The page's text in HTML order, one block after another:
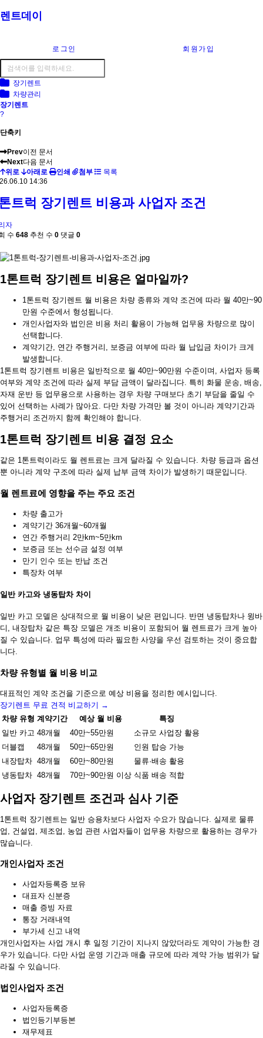
렌트데이
로그인 회원가입
장기렌트
차량관리
장기렌트
?
단축키
Prev이전 문서
Next다음 문서
위로
아래로 인쇄 첨부
목록
14:36
트럭 장기렌트 비용과 사업자 조건
자
수 648 추천 수 0 댓글 0
1톤트럭 장기렌트 비용은 얼마일까?
1톤트럭 장기렌트 월 비용은 차량 종류와 계약 조건에 따라 월 40만~90
만원 수준에서 형성됩니다.
개인사업자와 법인은 비용 처리 활용이 가능해 업무용 차량으로 많이
선택합니다.
계약기간, 연간 주행거리, 보증금 여부에 따라 월 납입금 차이가 크게
발생합니다.
1톤트럭 장기렌트 비용은 일반적으로 월 40만~90만원 수준이며, 사업자 등록
여부와 계약 조건에 따라 실제 부담 금액이 달라집니다. 특히 화물 운송, 배송,
자재 운반 등 업무용으로 사용하는 경우 차량 구매보다 초기 부담을 줄일 수
있어 선택하는 사례가 많아요. 다만 차량 가격만 볼 것이 아니라 계약기간과
주행거리 조건까지 함께 확인해야 합니다.
1톤트럭 장기렌트 비용 결정 요소
같은 1톤트럭이라도 월 렌트료는 크게 달라질 수 있습니다. 차량 등급과 옵션
뿐 아니라 계약 구조에 따라 실제 납부 금액 차이가 발생하기 때문입니다.
월 렌트료에 영향을 주는 주요 조건
차량 출고가
계약기간 36개월~60개월
연간 주행거리 2만km~5만km
보증금 또는 선수금 설정 여부
만기 인수 또는 반납 조건
특장차 여부
일반 카고와 냉동탑차 차이
일반 카고 모델은 상대적으로 월 비용이 낮은 편입니다. 반면 냉동탑차나 윙바
디, 내장탑차 같은 특장 모델은 개조 비용이 포함되어 월 렌트료가 크게 높아
질 수 있습니다. 업무 특성에 따라 필요한 사양을 우선 검토하는 것이 중요합
니다.
차량 유형별 월 비용 비교
대표적인 계약 조건을 기준으로 예상 비용을 정리한 예시입니다.
장기렌트 무료 견적 비교하기 →
차량 유형 계약기간 예상 월 비용
특징
일반 카고 48개월 40만~55만원
소규모 사업장 활용
더블캡
48개월 50만~65만원
인원 탑승 가능
내장탑차 48개월 60만~80만원
물류·배송 활용
냉동탑차 48개월 70만~90만원 이상 식품 배송 적합
사업자 장기렌트 조건과 심사 기준
1톤트럭 장기렌트는 일반 승용차보다 사업자 수요가 많습니다. 실제로 물류
업, 건설업, 제조업, 농업 관련 사업자들이 업무용 차량으로 활용하는 경우가
많습니다.
개인사업자 조건
사업자등록증 보유
대표자 신분증
매출 증빙 자료
통장 거래내역
부가세 신고 내역
개인사업자는 사업 개시 후 일정 기간이 지나지 않았더라도 계약이 가능한 경
우가 있습니다. 다만 사업 운영 기간과 매출 규모에 따라 계약 가능 범위가 달
라질 수 있습니다.
법인사업자 조건
사업자등록증
법인등기부등본
재무제표